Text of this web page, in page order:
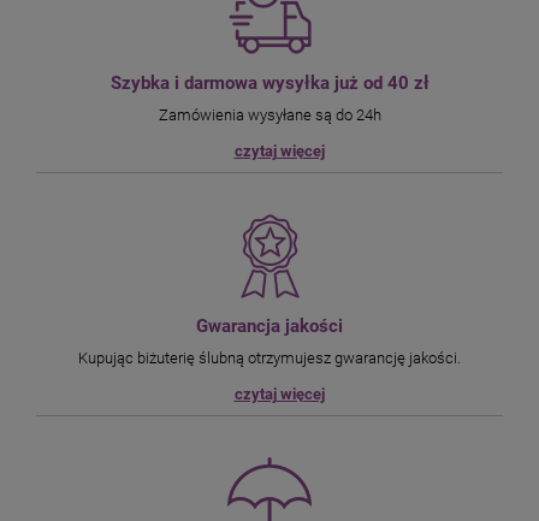
Szybka i darmowa wysyłka już od 40 zł
Zamówienia wysyłane są do 24h
czytaj więcej
Gwarancja jakości
Kupując biżuterię ślubną otrzymujesz gwarancję jakości.
czytaj więcej